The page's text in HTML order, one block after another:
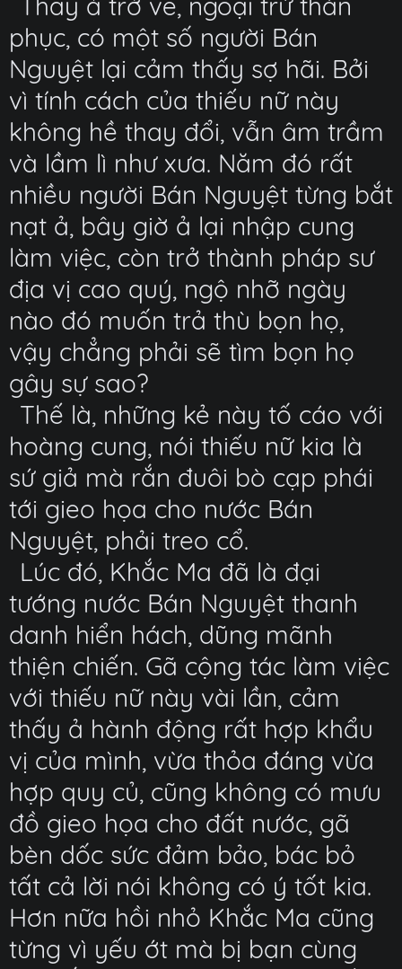
phục, có một số người Bán
Nguyệt lại cảm thấy sợ hãi. Bởi
vì tính cách của thiếu nữ này
không hề thay đổi, vẫn âm trầm
và lầm lì như xưa. Năm đó rất
nhiều người Bán Nguyệt từng bắt
nạt ả, bây giờ ả lại nhập cung
làm việc, còn trở thành pháp sư
địa vị cao quý, ngộ nhỡ ngày
nào đó muốn trả thù bọn họ,
vậy chẳng phải sẽ tìm bọn họ
gây sự sao?
Thế là, những kẻ này tố cáo với
hoàng cung, nói thiếu nữ kia là
sứ giả mà rắn đuôi bò cạp phái
tới gieo họa cho nước Bán
Nguyệt, phải treo cổ.
Lúc đó, Khắc Ma đã là đại
tướng nước Bán Nguyệt thanh
danh hiển hách, dũng mãnh
thiện chiến. Gã cộng tác làm việc
với thiếu nữ này vài lần, cảm
thấy ả hành động rất hợp khẩu
vị của mình, vừa thỏa đáng vừa
hợp quy củ, cũng không có mưu
đồ gieo họa cho đất nước, gã
bèn dốc sức đảm bảo, bác bỏ
tất cả lời nói không có ý tốt kia.
Hơn nữa hồi nhỏ Khắc Ma cũng
từng vì yếu ớt mà bị bạn cùng